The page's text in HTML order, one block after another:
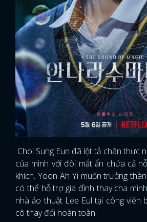
Choi Sung Eun đã lột tả chân thực
của mình với đôi mắt ẩn chứa cả
khích. Yoon Ah Yi muốn trưởng
có thể hỗ trợ gia đình thay cha
nhà ảo thuật Lee Eul tại công viên
cô thay đổi hoàn toàn.